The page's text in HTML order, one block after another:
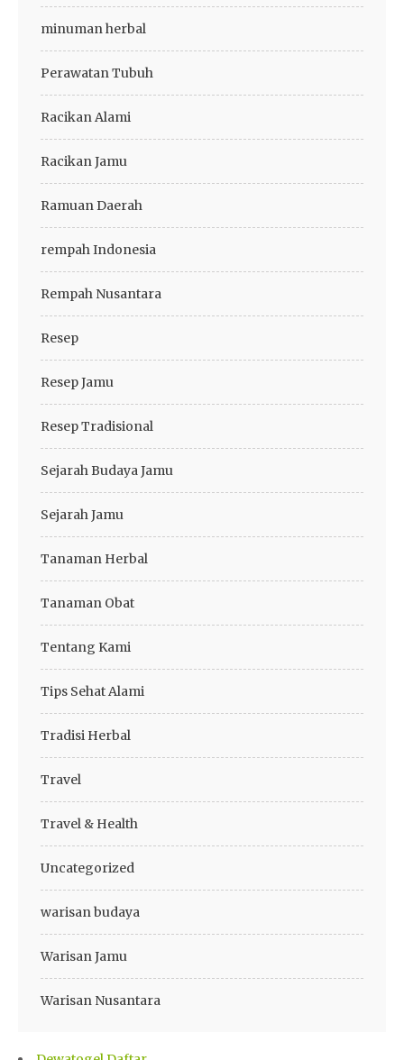
minuman herbal
Perawatan Tubuh
Racikan Alami
Racikan Jamu
Ramuan Daerah
rempah Indonesia
Rempah Nusantara
Resep
Resep Jamu
Resep Tradisional
Sejarah Budaya Jamu
Sejarah Jamu
Tanaman Herbal
Tanaman Obat
Tentang Kami
Tips Sehat Alami
Tradisi Herbal
Travel
Travel & Health
Uncategorized
warisan budaya
Warisan Jamu
Warisan Nusantara